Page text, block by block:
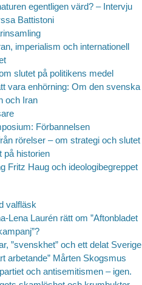
egentligen värd? – Intervju
Battistoni
imperialism och internationell
slutet på politikens medel
vara enhörning: Om den svenska
och Iran
Förbannelsen
rörelser – om strategi och slutet
på historien
Fritz Haug och ideologibegreppet
valfläsk
Lena Laurén rätt om ”Aftonbladet
”svenskhet” och ett delat Sverige
arbetande” Mårten Skogsmus
och antisemitismen – igen.